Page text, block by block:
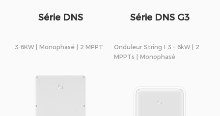
Série DNS
3-6KW | Monophasé | 2 MPPT
Série DNS G3
Onduleur String I 3 – 6kW | 2
MPPTs | Monophasé